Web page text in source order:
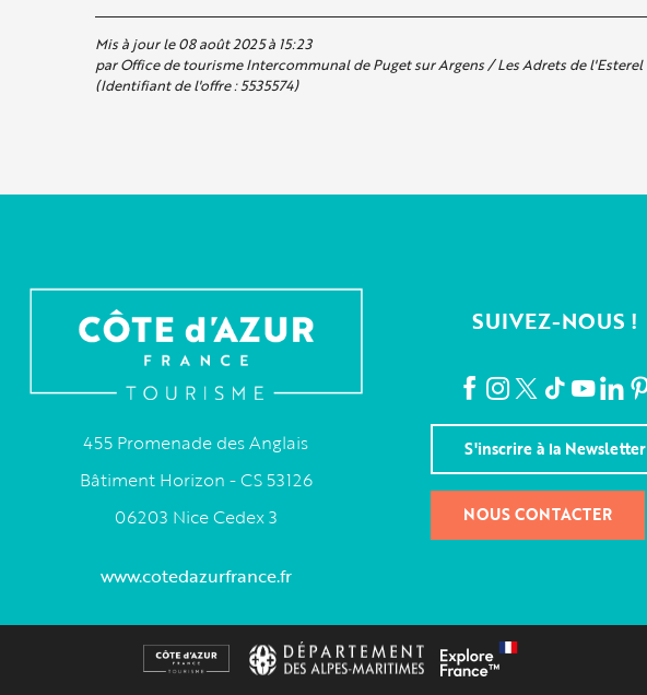
Mis à jour le 08 août 2025 à 15:23
par Office de tourisme Intercommunal de Puget sur Argens / Les Adrets de l'Esterel
(Identifiant de l'offre :5535574)
455 Promenade des Anglais
Bâtiment Horizon - CS 53126
06203 Nice Cedex 3
www.cotedazurfrance.fr
SUIVEZ-NOUS !
S'inscrire à la Newsletter
NOUS CONTACTER